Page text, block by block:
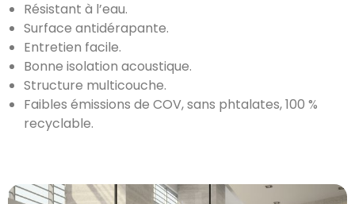
Résistant à l’eau.
Surface antidérapante.
Entretien facile.
Bonne isolation acoustique.
Structure multicouche.
Faibles émissions de COV, sans phtalates, 100 %
recyclable.